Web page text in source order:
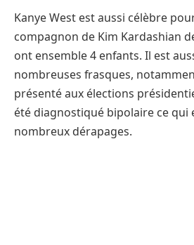
Kanye West est aussi célèbre
compagnon de Kim Kardashian
ont ensemble 4 enfants. Il est
nombreuses frasques,
présenté aux élections
été diagnostiqué bipolaire ce qui
nombreux dérapages.